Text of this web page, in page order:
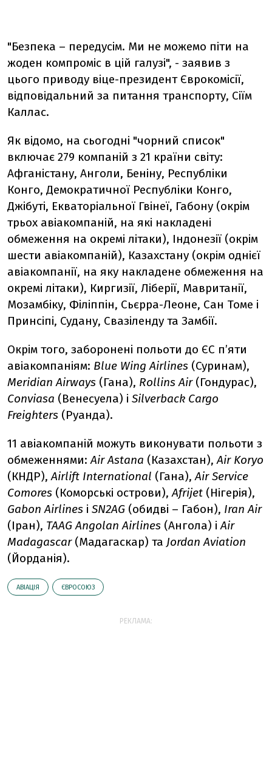
"Безпека – передусім. Ми не можемо піти на
жоден компроміс в цій галузі", - заявив з
цього приводу віце-президент Єврокомісії,
відповідальний за питання транспорту, Сіїм
Каллас.
Як відомо, на сьогодні "чорний список"
включає 279 компаній з 21 країни світу:
Афганістану, Анголи, Беніну, Республіки
Конго, Демократичної Республіки Конго,
Джібуті, Екваторіальної Гвінеї, Габону (окрім
трьох авіакомпаній, на які накладені
обмеження на окремі літаки), Індонезії (окрім
шести авіакомпаній), Казахстану (окрім однієї
авіакомпанії, на яку накладене обмеження на
окремі літаки), Киргизії, Ліберії, Мавританії,
Мозамбіку, Філіппін, Сьєрра-Леоне, Сан Томе і
Принсіпі, Судану, Свазіленду та Замбії.
Окрім того, заборонені польоти до ЄС п’яти
авіакомпаніям: Blue Wing Airlines (Суринам),
Meridian Airways (Гана), Rollins Air(Гондурас),
Conviasa (Венесуела) і Silverback Cargo
Freighters (Руанда).
11 авіакомпаній можуть виконувати польоти з
обмеженнями:Air Astana (Казахстан),Air Koryo
(КНДР),Airlift International (Гана),Air Service
Comores (Коморські острови),Afrijet (Нігерія),
Gabon Airlines і SN2AG (обидві – Габон), Iran Air
(Іран), TAAG Angolan Airlines (Ангола) іAir
Madagascar(Мадагаскар) та Jordan Aviation
(Йорданія).
АВІАЦІЯ ЄВРОСОЮЗ
РЕКЛАМА: